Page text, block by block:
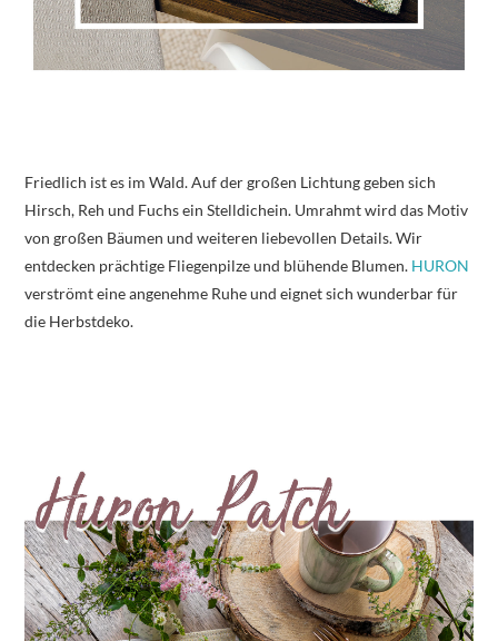
Friedlich ist es im Wald. Auf der großen Lichtung geben sich
Hirsch, Reh und Fuchs ein Stelldichein. Umrahmt wird das Motiv
von großen Bäumen und weiteren liebevollen Details. Wir
entdecken prächtige Fliegenpilze und blühende Blumen. HURON
verströmt eine angenehme Ruhe und eignet sich wunderbar für
die Herbstdeko.